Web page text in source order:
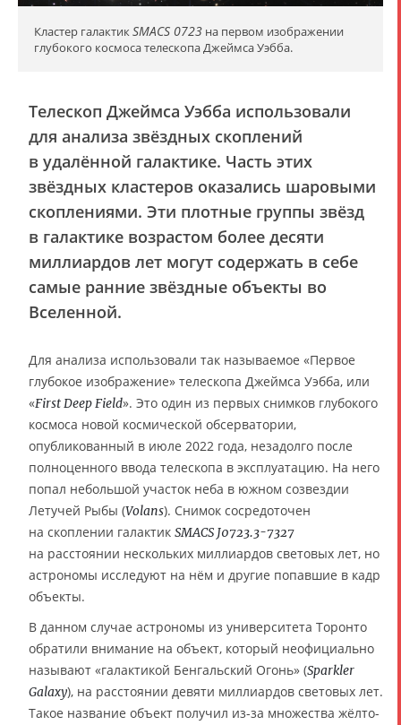
Кластер галактикSMACS 0723 на первом изображении
глубокого космоса телескопа Джеймса Уэбба.
Телескоп Джеймса Уэбба использовали
для анализа звёздных скоплений
в удалённой галактике. Часть этих
звёздных кластеров оказались шаровыми
скоплениями. Эти плотные группы звёзд
в галактике возрастом более десяти
миллиардов лет могут содержать в себе
самые ранние звёздные объекты во
Вселенной.
Для анализа использовали так называемое «Первое
глубокое изображение» телескопа Джеймса Уэбба, или
«First Deep Field». Это один из первых снимков глубокого
космоса новой космической обсерватории,
опубликованный в июле 2022 года, незадолго после
полноценного ввода телескопа в эксплуатацию. На него
попал небольшой участок неба в южном созвездии
Летучей Рыбы (Volans). Снимок сосредоточен
на скоплении галактик SMACS J0723.3-7327
на расстоянии нескольких миллиардов световых лет, но
астрономы исследуют на нём и другие попавшие в кадр
объекты.
В данном случае астрономы из университета Торонто
обратили внимание на объект, который неофициально
называют «галактикой Бенгальский Огонь» (Sparkler
Galaxy), на расстоянии девяти миллиардов световых лет.
Такое название объект получил из-за множества жёлто-